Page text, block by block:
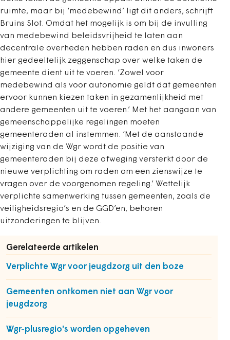
ruimte, maar bij ‘medebewind’ ligt dit anders, schrijft
Bruins Slot. Omdat het mogelijk is om bij de invulling
van medebewind beleidsvrijheid te laten aan
decentrale overheden hebben raden en dus inwoners
hier gedeeltelijk zeggenschap over welke taken de
gemeente dient uit te voeren. ‘Zowel voor
medebewind als voor autonomie geldt dat gemeenten
ervoor kunnen kiezen taken in gezamenlijkheid met
andere gemeenten uit te voeren.’ Met het aangaan van
gemeenschappelijke regelingen moeten
gemeenteraden al instemmen. ‘Met de aanstaande
wijziging van de Wgr wordt de positie van
gemeenteraden bij deze afweging versterkt door de
nieuwe verplichting om raden om een zienswijze te
vragen over de voorgenomen regeling.’ Wettelijk
verplichte samenwerking tussen gemeenten, zoals de
veiligheidsregio’s en de GGD’en, behoren
uitzonderingen te blijven.
Gerelateerde artikelen
Verplichte Wgr voor jeugdzorg uit den boze
Gemeenten ontkomen niet aan Wgr voor
jeugdzorg
Wgr-plusregio's worden opgeheven